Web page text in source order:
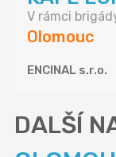
V rámci
Olomouc
ENCINAL s.r.o.
DALŠÍ